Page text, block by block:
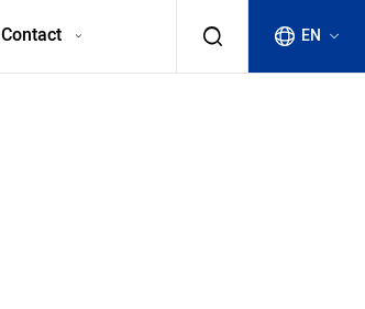
Contact EN